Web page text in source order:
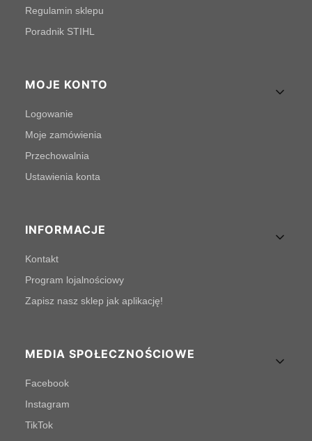
Regulamin sklepu
Poradnik STIHL
MOJE KONTO
Logowanie
Moje zamówienia
Przechowalnia
Ustawienia konta
INFORMACJE
Kontakt
Program lojalnościowy
Zapisz nasz sklep jak aplikację!
MEDIA SPOŁECZNOŚCIOWE
Facebook
Instagram
TikTok